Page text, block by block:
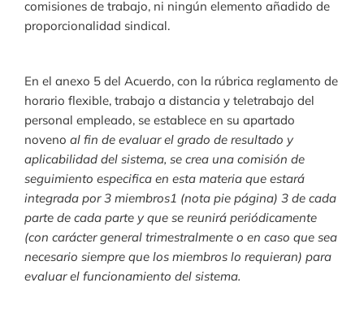
comisiones de trabajo, ni ningún elemento añadido de
proporcionalidad sindical.
En el anexo 5 del Acuerdo, con la rúbrica reglamento de
horario flexible, trabajo a distancia y teletrabajo del
personal empleado, se establece en su apartado
noveno al fin de evaluar el grado de resultado y
aplicabilidad del sistema, se crea una comisión de
seguimiento especifica en esta materia que estará
integrada por 3 miembros1 (nota pie página) 3 de cada
parte de cada parte y que se reunirá periódicamente
(con carácter general trimestralmente o en caso que sea
necesario siempre que los miembros lo requieran) para
evaluar el funcionamiento del sistema.